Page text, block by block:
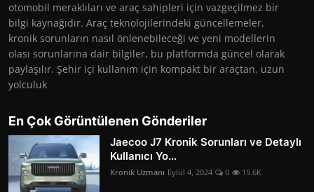
otomobil meraklıları ve araç sahipleri için vazgeçilmez bir
bilgi kaynağıdır. Araç teknolojilerindeki güncellemeler,
kronik sorunların nasıl önlenebileceği ve yeni modellerin
olası sorunlarına dair bilgiler, bu platformda güncel olarak
paylaşılır. Şehir içi kullanım için kompakt bir araçtan, uzun
yolculuk
En Çok Görüntülenen Gönderiler
Jaecoo J7 Kronik Sorunları ve Detaylı
Kullanıcı Yo...
Kronik Uzmanı Eylül 4, 2024 0 15.6K